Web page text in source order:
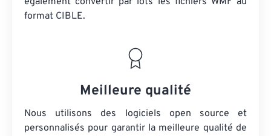
format CIBLE.
Meilleure qualité
Nous utilisons des logiciels open source et
personnalisés pour garantir la meilleure qualité de